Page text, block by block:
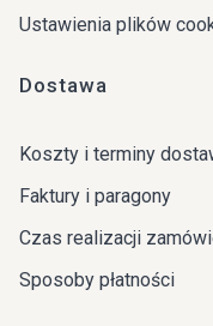
Ustawienia plików
Dostawa
Koszty i terminy
Faktury i paragony
Czas realizacji
Sposoby płatności